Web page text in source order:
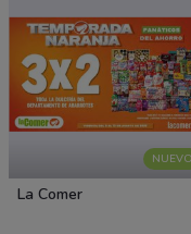
NUEVO
La Comer